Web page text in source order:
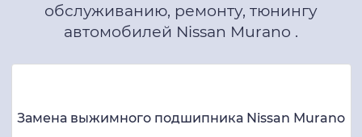
обслуживанию, ремонту, тюнингу
автомобилей Nissan Murano .
Замена выжимного подшипника Nissan Murano